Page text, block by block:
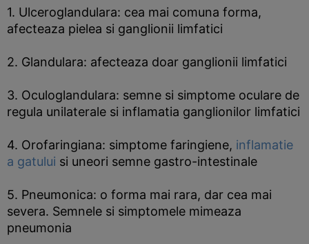
1. Ulceroglandulara: cea mai comuna forma,
afecteaza pielea si ganglionii limfatici
2. Glandulara: afecteaza doar ganglionii limfatici
3. Oculoglandulara: semne si simptome oculare de
regula unilaterale si inflamatia ganglionilor limfatici
4. Orofaringiana: simptome faringiene, inflamatie
a gatului si uneori semne gastro-intestinale
5. Pneumonica: o forma mai rara, dar cea mai
severa. Semnele si simptomele mimeaza
pneumonia